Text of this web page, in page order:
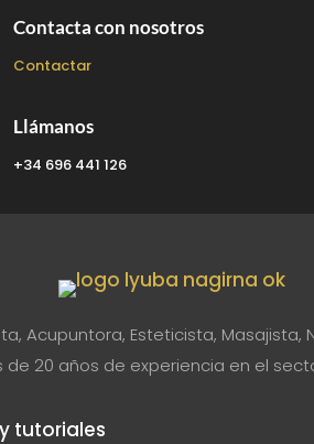
Contacta con nosotros
Contactar
Llámanos
+34 696 441 126
Acupuntora, Esteticista, Masajista,
de 20 años de experiencia en el
tutoriales